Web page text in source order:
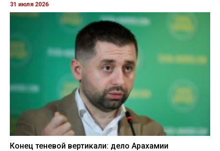
31 июля 2026
Конец теневой вертикали: дело Арахамии